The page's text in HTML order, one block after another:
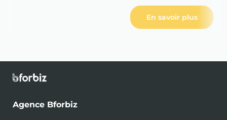
En savoir plus
Agence Bforbiz